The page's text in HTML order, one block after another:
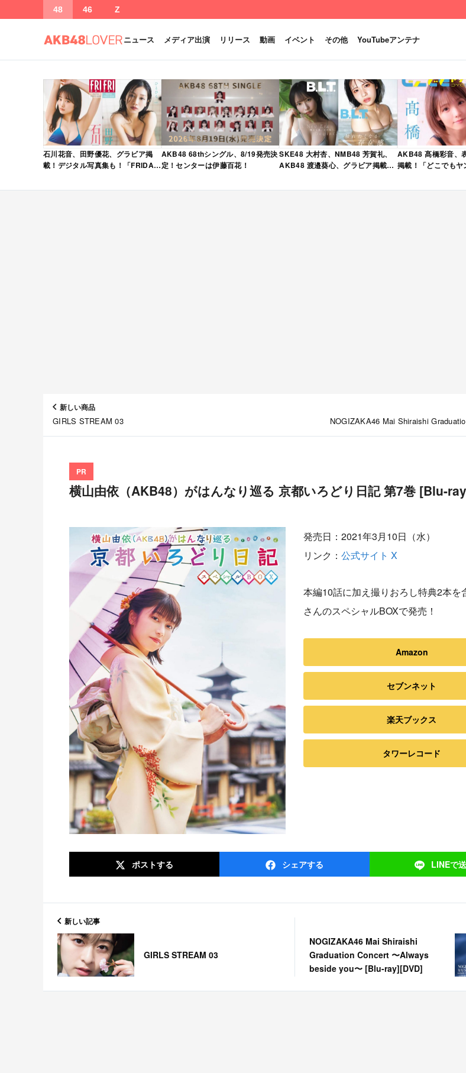
48 46 Z
ニュース メディア出演 リリース 動画 イベント その他 YouTubeアンテナ
石川花音、田野優花、グラビア掲
載！デジタル写真集も！「FRIDAY
発売！
AKB48 68thシングル、8/19発売決
定！センターは伊藤百花！
SKE48 大村杏、NMB48 芳賀礼、
AKB48 渡邉葵心、グラビア掲載！
月号」本日4/28発売！
AKB48 髙橋彩音、
掲載！「どこでもヤ
新しい商品
GIRLS STREAM 03
NOGIZAKA46 Mai Shiraishi
PR
横山由依（AKB48）がはんなり巡る 京都いろどり日記 第7巻 [Blu-
発売日：2021年3月10日（水）
リンク：公式サイト X
本編10話に加え撮りおろし特典2本を
さんのスペシャルBOXで発売！
Amazon
セブンネット
楽天ブックス
タワーレコード
ポストする シェアする LINEで
新しい記事
GIRLS STREAM 03
NOGIZAKA46 Mai Shiraishi
Graduation Concert 〜Always
beside you〜 [Blu-ray][DVD]